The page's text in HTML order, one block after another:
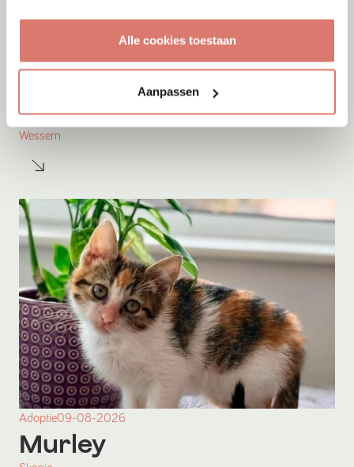
Alle cookies toestaan
Aanpassen
Knoet
Wessem
Adoptie09-08-2026
Murley